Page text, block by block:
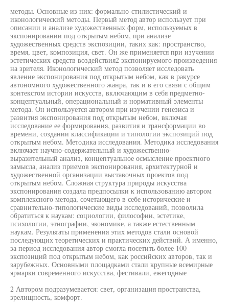
методы. Основные из них: формально-стилистический и
иконологический методы. Первый метод автор использует при
описании и анализе художественных форм, используемых в
экспонировании под открытым небом, при анализе
художественных средств экспозиции, таких как: пространство,
время, цвет, композиция, свет. Он же применяется при изучении
эстетических средств воздействия2 экспонируемого произведения
на зрителя. Иконологический метод позволяет исследовать
явление экспонирования под открытым небом, как в ракурсе
автономного художественного жанра, так и в его связи с общим
контекстом истории искусств, включающим в себя предметно-
концептуальный, операциональный и нормативный элементы
метода. Он используется автором при изучении генезиса и
развития экспонирования под открытым небом, включая
исследование ее формирования, развития и трансформации во
времени, создании классификации и типологии экспозиций под
открытым небом. Методика исследования. Методика исследования
включает научно-содержательный и художественно-
выразительный анализ, концептуальное осмысление проектного
замысла, анализ приемов экспонирования, архитектурной и
художественной организации выставочных проектов под
открытым небом. Сложная структура природы искусства
экспонирования создала предпосылки к использованию автором
комплексного метода, сочетающего в себе исторические и
сравнительно-типологические виды исследований, позволила
обратиться к наукам: социологии, философии, эстетике,
психологии, этнографии, экономике, а также естественным
наукам. Результаты применения этих методов стали основой
последующих теоретических и практических действий. А именно,
за период исследования автор смогла посетить более 100
экспозиций под открытым небом, как российских авторов, так и
зарубежных. Основными площадками стали крупные всемирные
ярмарки современного искусства, фестивали, ежегодные
2 Автором подразумевается: свет, организация пространства,
зрелищность, комфорт.